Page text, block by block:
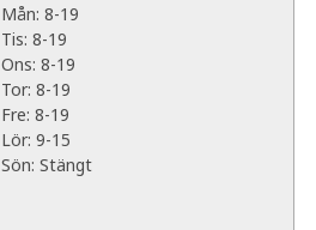
Mån: 8-19
Tis: 8-19
Ons: 8-19
Tor: 8-19
Fre: 8-19
Lör: 9-15
Sön: Stängt